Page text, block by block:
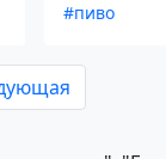
#пиво